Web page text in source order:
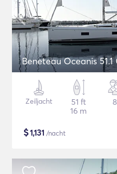
Beneteau Oceanis 51.1
Zeiljacht
51 ft
16 m
8
$1,131 /nacht